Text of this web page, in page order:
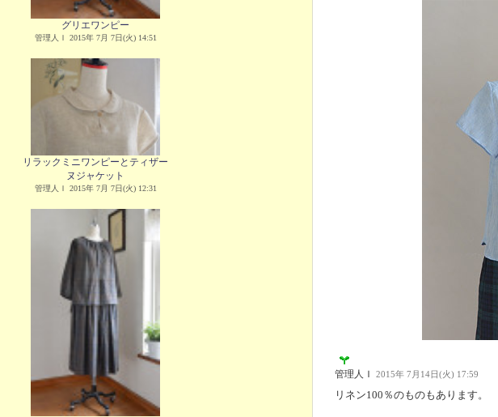
グリエワンピー
管理人Ｉ 2015年 7月 7日(火) 14:51
リラックミニワンピーとティザー
ヌジャケット
管理人Ｉ 2015年 7月 7日(火) 12:31
管理人Ｉ 2015年 7月14日(火) 17:59
リネン100％のものもあります。